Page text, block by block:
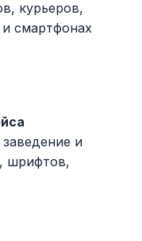
курьеров,
смартфонах
и
шрифтов,